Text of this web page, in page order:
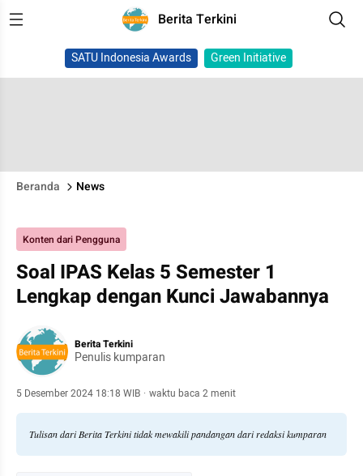
Berita Terkini
SATU Indonesia Awards Green Initiative
Beranda News
Konten dari Pengguna
Soal IPAS Kelas 5 Semester 1
Lengkap dengan Kunci Jawabannya
Berita Terkini
Penulis kumparan
5 Desember 2024 18:18 WIB · waktu baca 2 menit
Tulisan dari Berita Terkini tidak mewakili pandangan dari redaksi kumparan